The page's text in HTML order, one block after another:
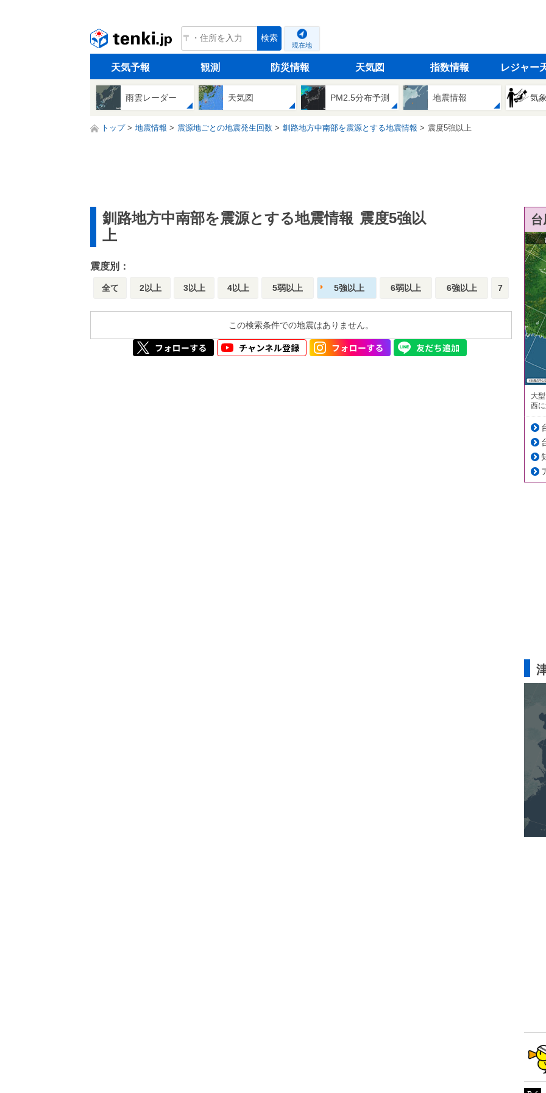
tenki.jp 検索
現在地
天気予報 観測 防災情報 天気図 指数情報 レジャー
雨雲レーダー 天気図 PM2.5分布予測 地震情報 気
トップ 地震情報 震源地ごとの地震発生回数 釧路地方中南部を震源とする地震情報 震度5強以上
釧路地方中南部を震源とする地震情報 震度5強以
上
震度別：
全て 2以上 3以上 4以上 5弱以上 5強以上 6弱以上 6強以上 7
この検索条件での地震はありません。
大
西